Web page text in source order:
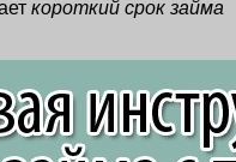
короткий срок займа